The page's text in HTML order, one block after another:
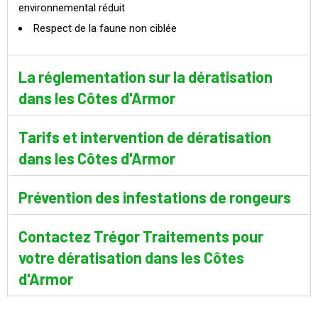
environnemental réduit
Respect de la faune non ciblée
La réglementation sur la dératisation
dans les Côtes d'Armor
Tarifs et intervention de dératisation
dans les Côtes d'Armor
Prévention des infestations de rongeurs
Contactez Trégor Traitements pour
votre dératisation dans les Côtes
d'Armor